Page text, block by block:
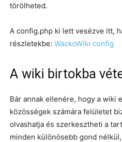
törölheted.
A config.php ki lett vesézve itt,
részletekbe: WackoWiki config
A wiki birtokba
Bár annak ellenére, hogy a wiki
közösségek számára felületet
olvashatja és szerkesztheti a
minden különösebb gond